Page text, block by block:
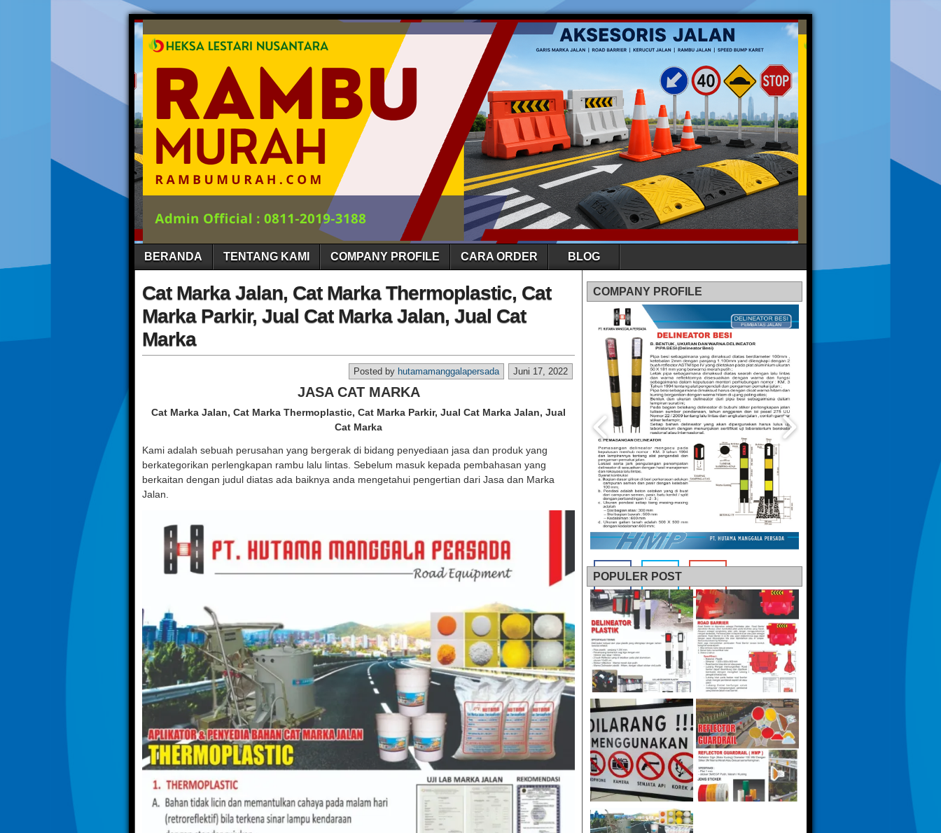
BERANDA TENTANG KAMI COMPANY PROFILE CARA ORDER BLOG
Cat Marka Jalan, Cat Marka Thermoplastic, Cat
Marka Parkir, Jual Cat Marka Jalan, Jual Cat
Marka
Juni 17, 2022
Posted by hutamamanggalapersada
JASA CAT MARKA
Cat Marka Jalan, Cat Marka Thermoplastic, Cat Marka Parkir, Jual Cat Marka Jalan, Jual
Cat Marka
Kami adalah sebuah perusahan yang bergerak di bidang penyediaan jasa dan produk yang
berkategorikan perlengkapan rambu lalu lintas. Sebelum masuk kepada pembahasan yang
berkaitan dengan judul diatas ada baiknya anda mengetahui pengertian dari Jasa dan Marka
Jalan.
COMPANY PROFILE
POPULER POST